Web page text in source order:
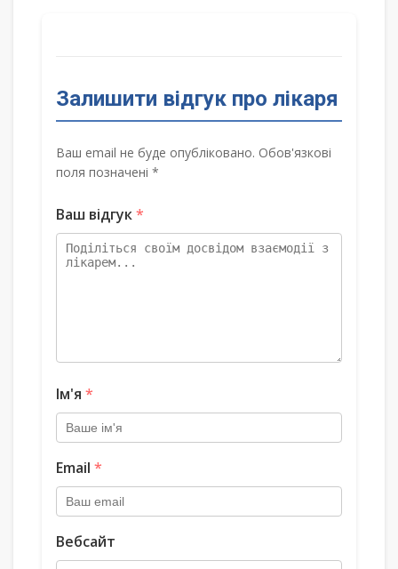
Залишити відгук про лікаря
Ваш email не буде опубліковано. Обов'язкові
поля позначені *
Ваш відгук*
Ім'я *
Email *
Вебсайт